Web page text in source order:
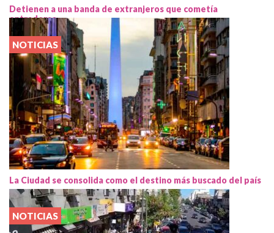
Detienen a una banda de extranjeros que cometía
entraderas
NOTICIAS
La Ciudad se consolida como el destino más buscado del país
NOTICIAS